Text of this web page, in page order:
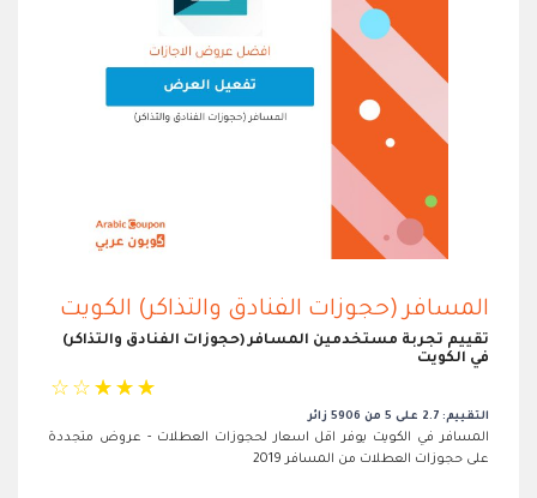
المسافر (حجوزات الفنادق والتذاكر) الكويت
تقييم تجربة مستخدمين المسافر (حجوزات الفنادق والتذاكر)
في الكويت
☆ ☆ ☆ ☆ ☆
التقييم: 2.7 على 5 من 5906 زائر
المسافر في الكويت يوفر اقل اسعار لحجوزات العطلات - عروض متجددة
على حجوزات العطلات من المسافر 2019